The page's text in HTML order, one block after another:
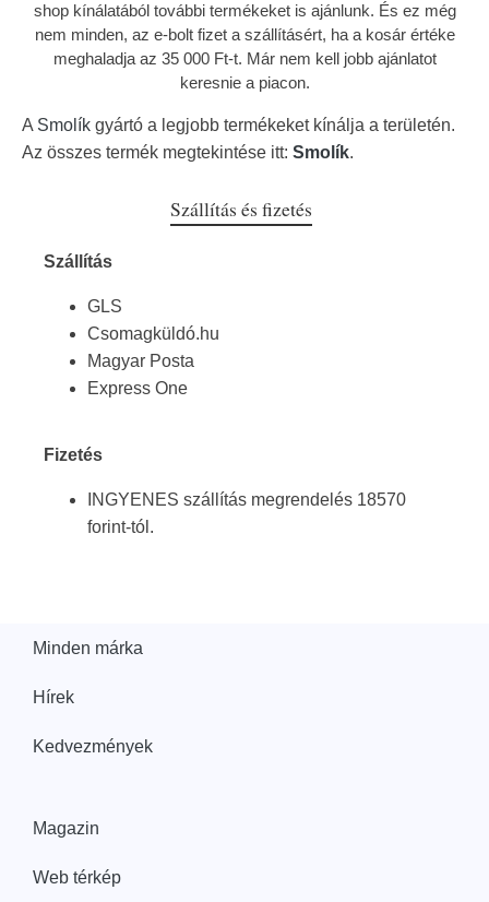
shop kínálatából további termékeket is ajánlunk. És ez még
nem minden, az e-bolt fizet a szállításért, ha a kosár értéke
meghaladja az 35 000 Ft-t. Már nem kell jobb ajánlatot
keresnie a piacon.
A Smolík gyártó a legjobb termékeket kínálja a területén.
Az összes termék megtekintése itt: Smolík.
Szállítás és fizetés
Szállítás
GLS
Csomagküldó.hu
Magyar Posta
Express One
Fizetés
INGYENES szállítás megrendelés 18570
forint-tól.
Minden márka
Hírek
Kedvezmények
Magazin
Web térkép